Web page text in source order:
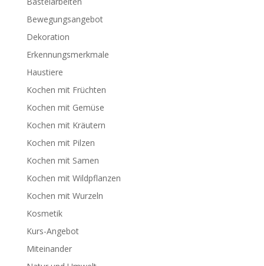
Bewegungsangebot
Dekoration
Erkennungsmerkmale
Haustiere
Kochen mit Früchten
Kochen mit Gemüse
Kochen mit Kräutern
Kochen mit Pilzen
Kochen mit Samen
Kochen mit Wildpflanzen
Kochen mit Wurzeln
Kosmetik
Kurs-Angebot
Miteinander